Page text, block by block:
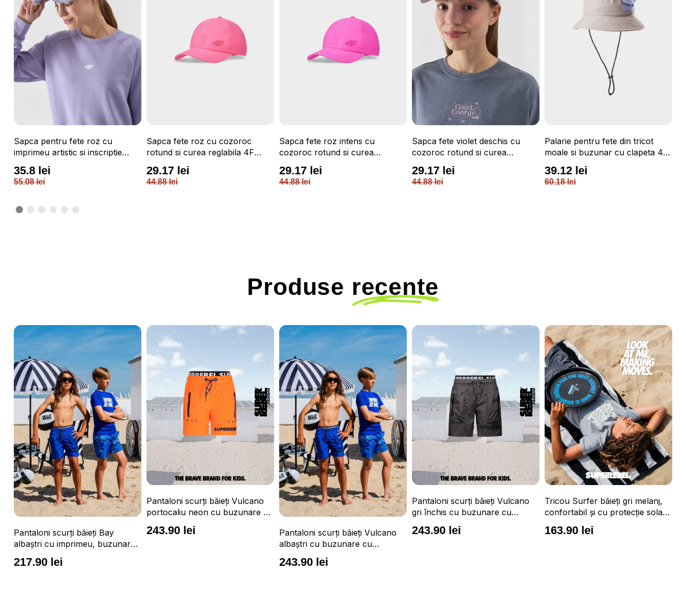
Sapca pentru fete roz cu
imprimeu artistic si inscriptie
brodata 4F JUNIOR
55.08 lei
35.8 lei
Sapca fete roz cu cozoroc
rotund si curea reglabila 4F
JUNIOR
44.88 lei
29.17 lei
Sapca fete roz intens cu
cozoroc rotund si curea
reglabila 4F JUNIOR
44.88 lei
29.17 lei
Sapca fete violet deschis cu
cozoroc rotund si curea
reglabila 4F JUNIOR
44.88 lei
29.17 lei
Palarie pentru fete din tricot
moale si buzunar cu clapeta 4F
JUNIOR
60.18 lei
39.12 lei
Produse recente
Pantaloni scurți băieți Vulcano
portocaliu neon cu buzunare cu
ajustabilă
243.90 lei
Pantaloni scurți băieți Vulcano
Pantaloni scurți băieți Vulcano
gri închis cu buzunare cu
ajustabilă
243.90 lei
Tricou Surfer băieți gri melanj,
confortabil și cu protecție solară
163.90 lei
Tricou Surfer băieți portocaliu